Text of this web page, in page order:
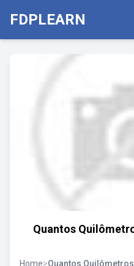
FDPLEARN
Quantos
Home>Quantos Quilômetros